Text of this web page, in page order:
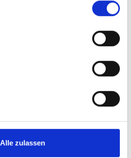
Alle zulassen